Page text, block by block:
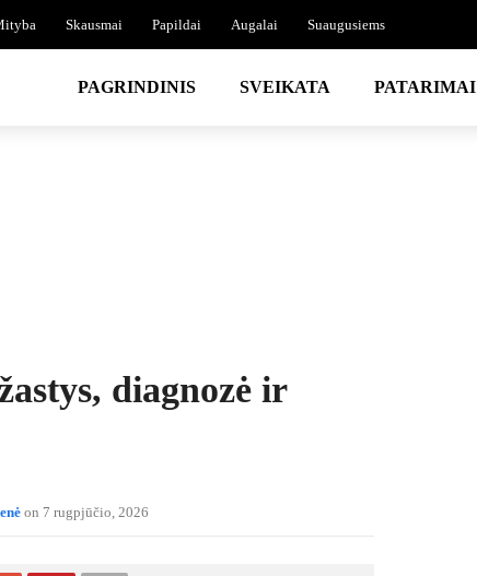
Skausmai Papildai Augalai Suaugusiems
PAGRINDINIS SVEIKATA PATARIMAI
diagnozė ir
on 7 rugpjūčio, 2026